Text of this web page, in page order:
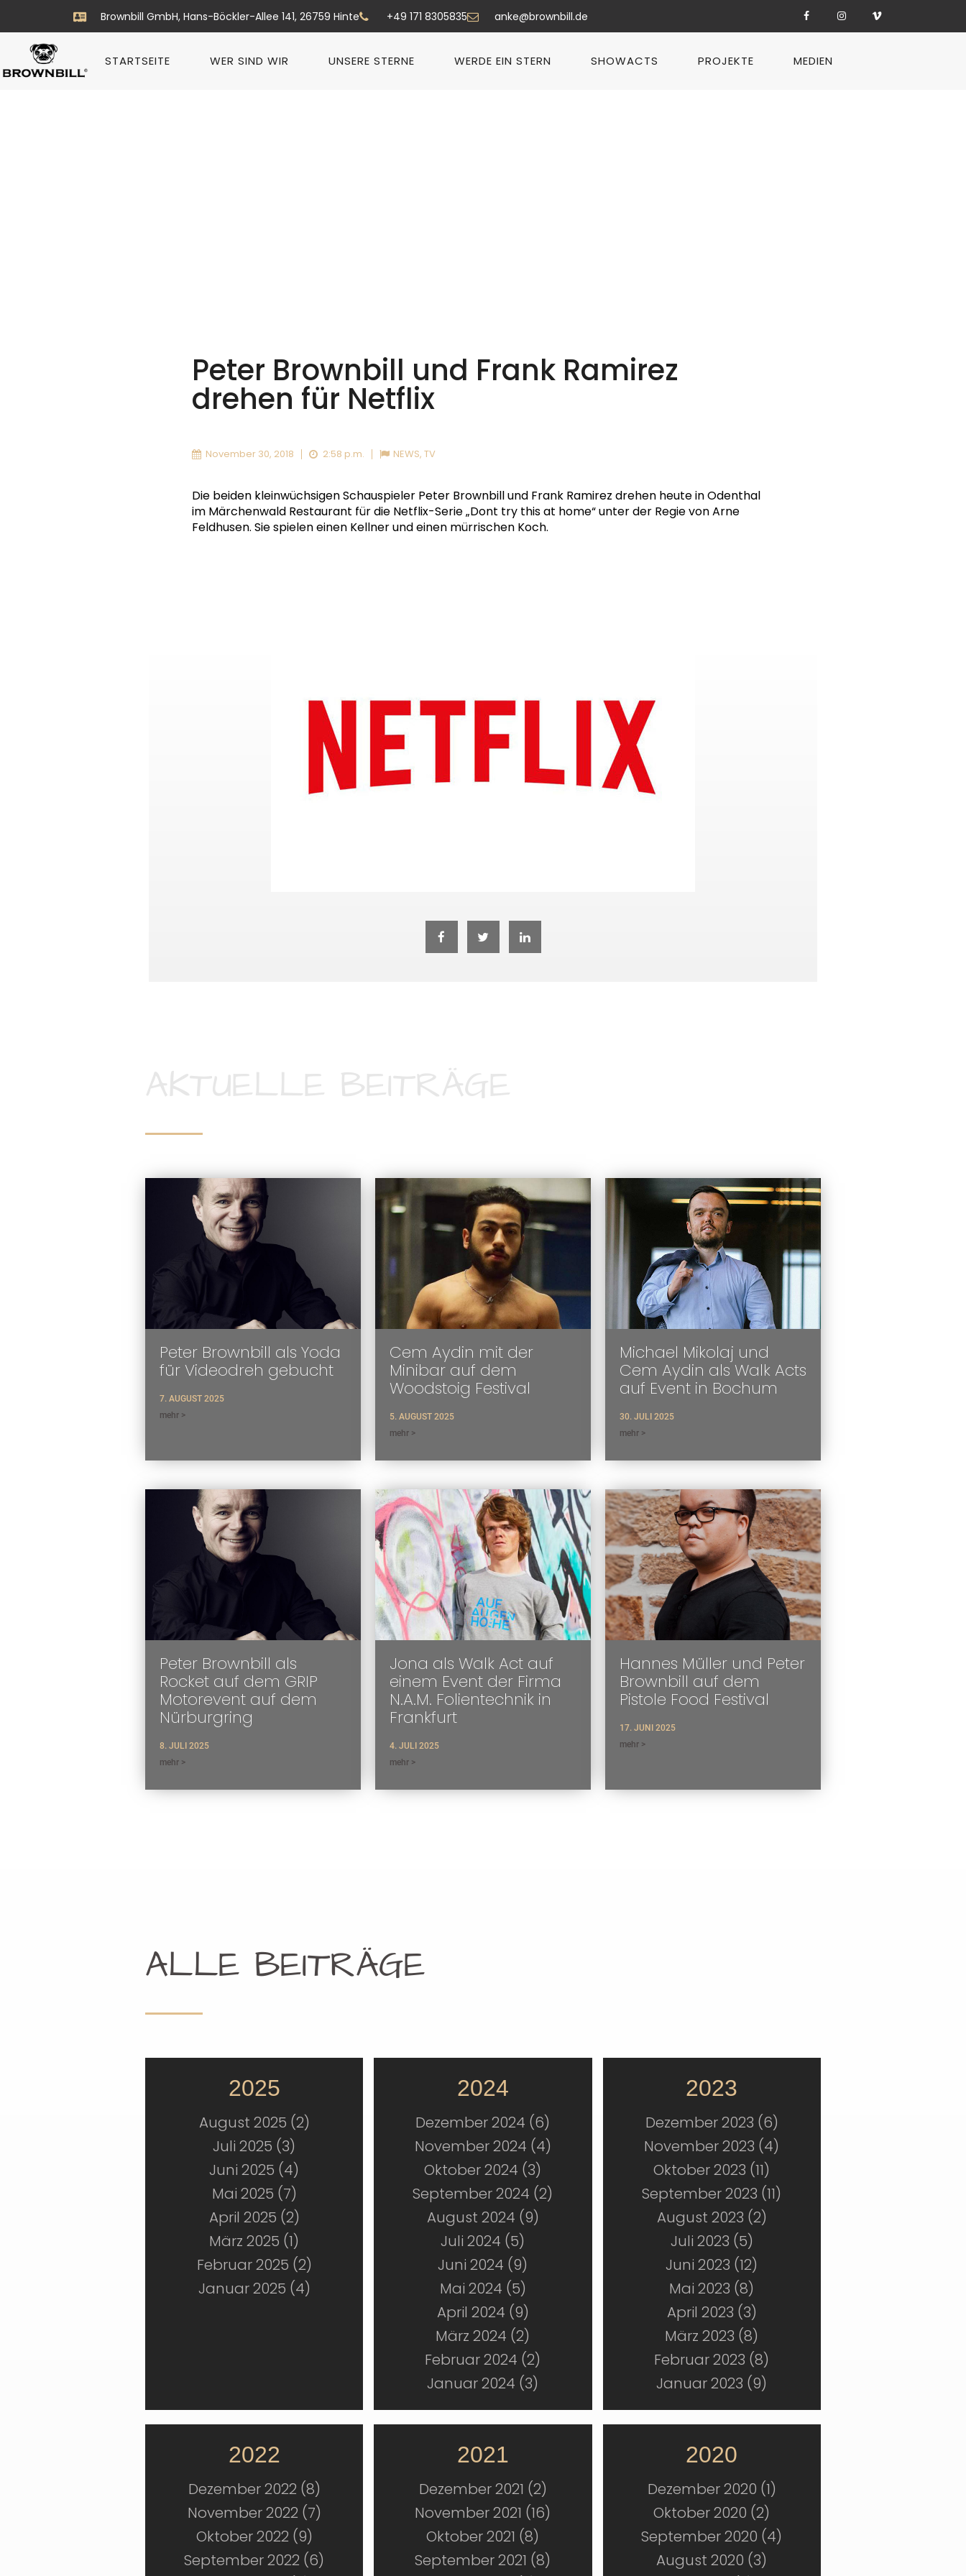
Brownbill GmbH, Hans-Böckler-Allee 141, 26759 Hinte +49 171 8305835 anke@brownbill.de
STARTSEITE WER SIND WIR UNSERE STERNE WERDE EIN STERN SHOWACTS PROJEKTE MEDIEN
Peter Brownbill und Frank Ramirez
drehen für Netflix
November 30, 2018 2:58 p.m. NEWS, TV
Die beiden kleinwüchsigen Schauspieler Peter Brownbill und Frank Ramirez drehen heute in Odenthal
im Märchenwald Restaurant für die Netflix-Serie „Dont try this at home“ unter der Regie von Arne
Feldhusen. Sie spielen einen Kellner und einen mürrischen Koch.
AKTUELLE BEITRÄGE
Peter Brownbill als Yoda
für Videodreh gebucht
7. AUGUST 2025
mehr >
Cem Aydin mit der
Minibar auf dem
Woodstoig Festival
5. AUGUST 2025
mehr >
Michael Mikolaj und
Cem Aydin als Walk Acts
auf Event in Bochum
30. JULI 2025
mehr >
Peter Brownbill als
Rocket auf dem GRIP
Motorevent auf dem
Nürburgring
8. JULI 2025
mehr >
Jona als Walk Act auf
einem Event der Firma
N.A.M. Folientechnik in
Frankfurt
4. JULI 2025
mehr >
Hannes Müller und Peter
Brownbill auf dem
Pistole Food Festival
17. JUNI 2025
mehr >
ALLE BEITRÄGE
2025
August 2025 (2)
Juli 2025 (3)
Juni 2025 (4)
Mai 2025 (7)
April 2025 (2)
März 2025 (1)
Februar 2025 (2)
Januar 2025 (4)
2024
Dezember 2024 (6)
November 2024 (4)
Oktober 2024 (3)
September 2024 (2)
August 2024 (9)
Juli 2024 (5)
Juni 2024 (9)
Mai 2024 (5)
April 2024 (9)
März 2024 (2)
Februar 2024 (2)
Januar 2024 (3)
2023
Dezember 2023 (6)
November 2023 (4)
Oktober 2023 (11)
September 2023 (11)
August 2023 (2)
Juli 2023 (5)
Juni 2023 (12)
Mai 2023 (8)
April 2023 (3)
März 2023 (8)
Februar 2023 (8)
Januar 2023 (9)
2022
Dezember 2022 (8)
November 2022 (7)
Oktober 2022 (9)
September 2022 (6)
2021
Dezember 2021 (2)
November 2021 (16)
Oktober 2021 (8)
September 2021 (8)
2020
Dezember 2020 (1)
Oktober 2020 (2)
September 2020 (4)
August 2020 (3)